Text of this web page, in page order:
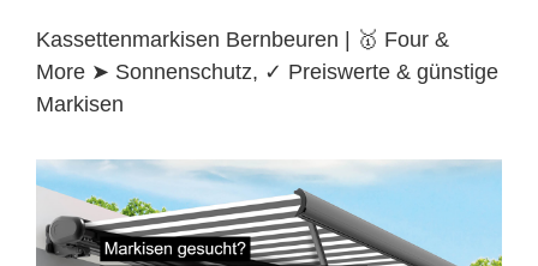
Kassettenmarkisen Bernbeuren | 🥇 Four &
More ➤ Sonnenschutz, ✓ Preiswerte & günstige
Markisen